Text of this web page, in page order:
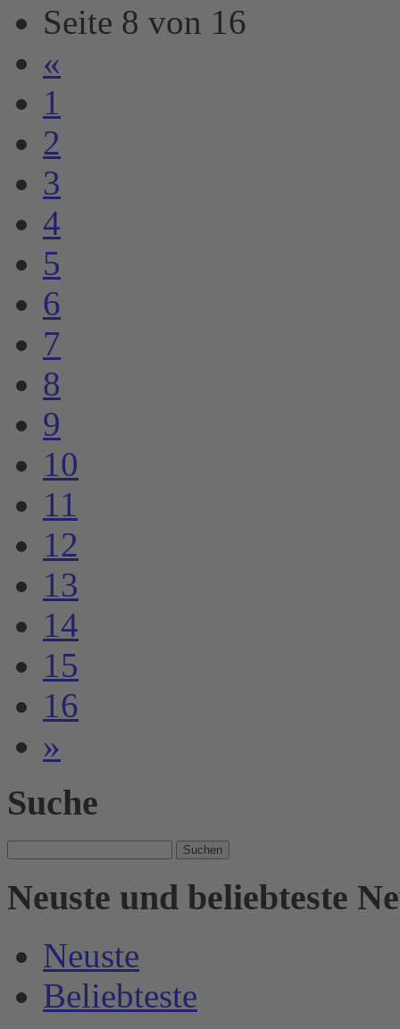
Seite 8 von 16
«
1
2
3
4
5
6
7
8
9
10
11
12
13
14
15
16
»
Suche
nach:
Neuste und beliebteste
Neuste
Beliebteste